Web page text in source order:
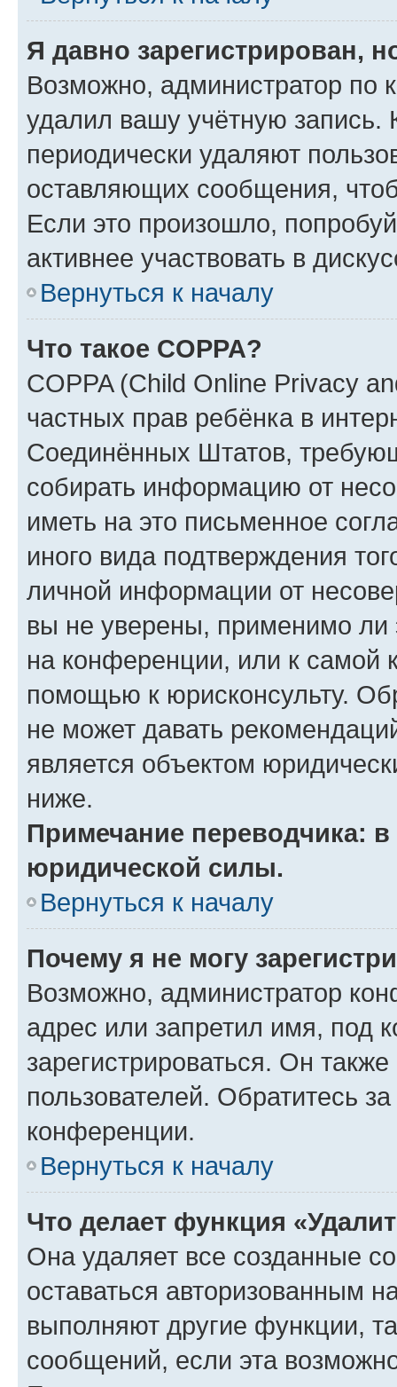
Я давно зарегистрирован,
Возможно, администратор по
удалил вашу учётную запись.
периодически удаляют
оставляющих сообщения,
Если это произошло,
активнее участвовать в
Вернуться к началу
Что такое COPPA?
COPPA (Child Online Privacy
частных прав ребёнка в
Соединённых Штатов,
собирать информацию от
иметь на это письменное
иного вида подтверждения
личной информации от
вы не уверены, применимо ли
на конференции, или к самой
помощью к юрисконсульту.
не может давать
является объектом
ниже.
Примечание переводчика:
юридической силы.
Вернуться к началу
Почему я не могу
Возможно, администратор
адрес или запретил имя, под
зарегистрироваться. Он
пользователей. Обратитесь
конференции.
Вернуться к началу
Что делает функция
Она удаляет все созданные
оставаться авторизованным
выполняют другие функции,
сообщений, если эта